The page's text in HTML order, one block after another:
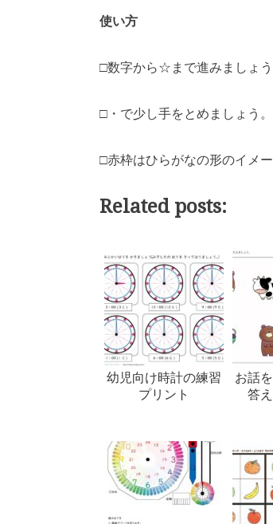
使い方
□数字から☆まで進みましょう
□・で少し手をとめましょう
□赤枠はひらがなの形のイメー
Related posts:
幼児向け時計の練習
プリント
お話
答